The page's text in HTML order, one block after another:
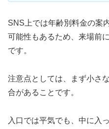
SNS上では年齢別料金の案
可能性もあるため、来場前
です。
注意点としては、まず小さ
合があることです。
入口では平気でも、中に入